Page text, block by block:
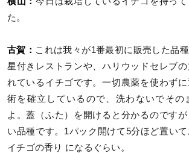
た。
古賀： これは我々が1番最初に販売した品
星付きレストランや、ハリウッドセレブの
れているイチゴです。一切農薬を使わず
術を確立しているので、洗わないでその
よ。蓋（ふた）を開けると分かるのです
い品種です。1パック開けて5分ほど置い
イチゴの香り になるぐらい。